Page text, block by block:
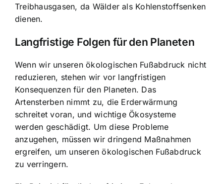
Treibhausgasen, da Wälder als Kohlenstoffsenken
dienen.
Langfristige Folgen für den Planeten
Wenn wir unseren ökologischen Fußabdruck nicht
reduzieren, stehen wir vor langfristigen
Konsequenzen für den Planeten. Das
Artensterben nimmt zu, die Erderwärmung
schreitet voran, und wichtige Ökosysteme
werden geschädigt. Um diese Probleme
anzugehen, müssen wir dringend Maßnahmen
ergreifen, um unseren ökologischen Fußabdruck
zu verringern.